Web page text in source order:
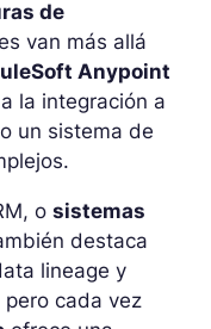
de
van más allá
Anypoint
la integración a
un sistema de
o sistemas
destaca
lineage y
cada vez